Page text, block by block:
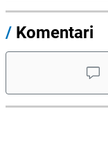
/ Komentari